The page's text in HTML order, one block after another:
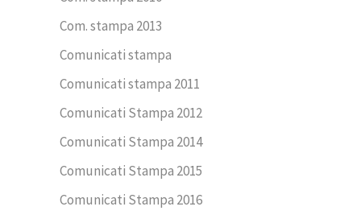
Com. stampa 2013
Comunicati stampa
Comunicati stampa 2011
Comunicati Stampa 2012
Comunicati Stampa 2014
Comunicati Stampa 2015
Comunicati Stampa 2016